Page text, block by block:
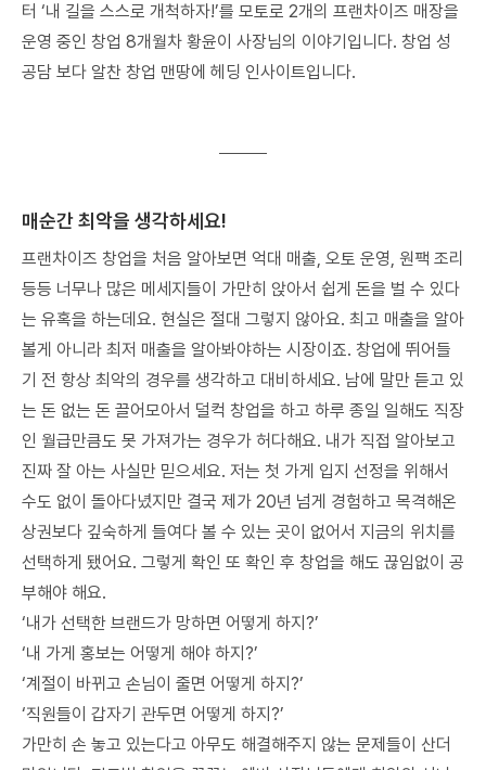
터 ‘내 길을 스스로 개척하자!’를 모토로 2개의 프랜차이즈 매장을
운영 중인 창업 8개월차 황윤이 사장님의 이야기입니다. 창업 성
공담 보다 알찬 창업 맨땅에 헤딩 인사이트입니다.
매순간 최악을 생각하세요!
프랜차이즈 창업을 처음 알아보면 억대 매출, 오토 운영, 원팩 조리
등등 너무나 많은 메세지들이 가만히 앉아서 쉽게 돈을 벌 수 있다
는 유혹을 하는데요. 현실은 절대 그렇지 않아요. 최고 매출을 알아
볼게 아니라 최저 매출을 알아봐야하는 시장이죠. 창업에 뛰어들
기 전 항상 최악의 경우를 생각하고 대비하세요. 남에 말만 듣고 있
는 돈 없는 돈 끌어모아서 덜컥 창업을 하고 하루 종일 일해도 직장
인 월급만큼도 못 가져가는 경우가 허다해요. 내가 직접 알아보고
진짜 잘 아는 사실만 믿으세요. 저는 첫 가게 입지 선정을 위해서
수도 없이 돌아다녔지만 결국 제가 20년 넘게 경험하고 목격해온
상권보다 깊숙하게 들여다 볼 수 있는 곳이 없어서 지금의 위치를
선택하게 됐어요. 그렇게 확인 또 확인 후 창업을 해도 끊임없이 공
부해야 해요.
‘내가 선택한 브랜드가 망하면 어떻게 하지?’
‘내 가게 홍보는 어떻게 해야 하지?’
‘계절이 바뀌고 손님이 줄면 어떻게 하지?’
‘직원들이 갑자기 관두면 어떻게 하지?’
가만히 손 놓고 있는다고 아무도 해결해주지 않는 문제들이 산더